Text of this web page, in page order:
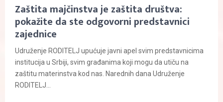
Zaštita majčinstva je zaštita društva:
pokažite da ste odgovorni predstavnici
zajednice
Udruženje RODITELJ upućuje javni apel svim predstavnicima
institucija u Srbiji, svim građanima koji mogu da utiču na
zaštitu materinstva kod nas. Narednih dana Udruženje
RODITELJ...